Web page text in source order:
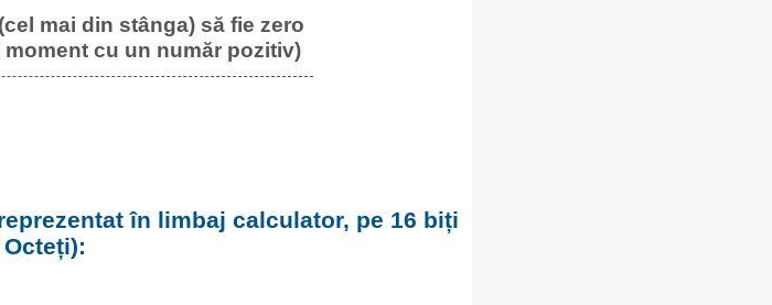
mai din stânga) să fie zero
moment cu un număr pozitiv)
în limbaj calculator, pe 16 biți
Octeți):